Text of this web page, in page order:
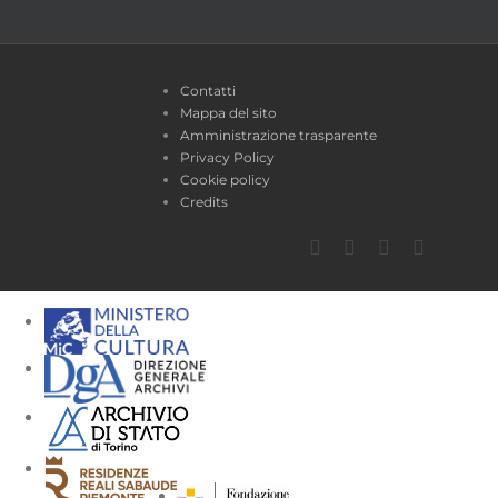
Contatti
Mappa del sito
Amministrazione trasparente
Privacy Policy
Cookie policy
Credits
Facebook
TwitterYouTube